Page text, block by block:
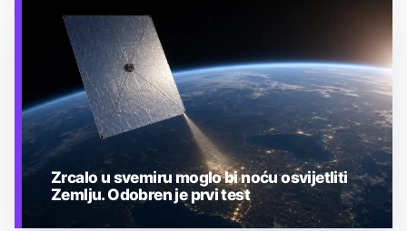
TEHNOLOGIJA
Zrcalo u svemiru moglo bi noću osvijetliti
Zemlju. Odobren je prvi test